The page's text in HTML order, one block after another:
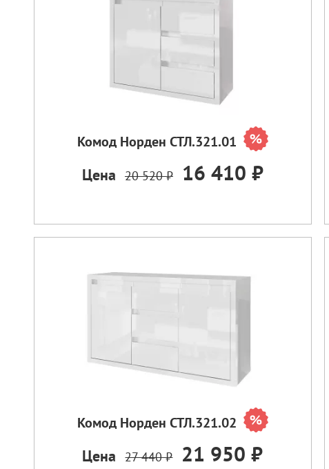
Комод Норден СТЛ.321.01
Цена 20 520 ₽ 16 410 ₽
Комод Норден СТЛ.321.02
Цена 27 440 ₽ 21 950 ₽